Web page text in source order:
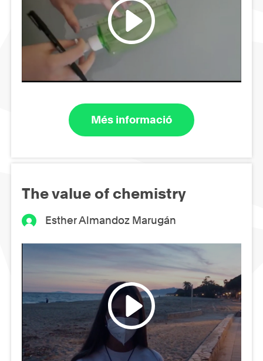
Més informació
The value of chemistry
Esther Almandoz Marugán